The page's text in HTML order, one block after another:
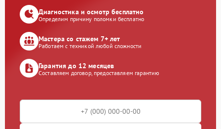
Диагностика и осмотр бесплатно
Определим причину поломки бесплатно
Мастера со стажем 7+ лет
Работаем с техникой любой сложности
Гарантия до 12 месяцев
Составляем договор, предоставляем гарантию